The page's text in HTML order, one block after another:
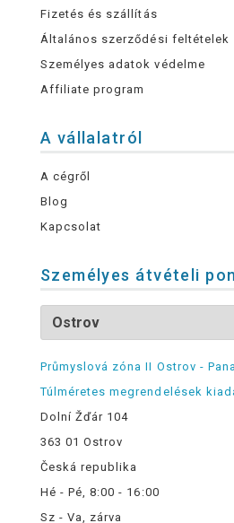
Fizetés és szállítás
Általános szerződési feltételek
Személyes adatok védelme
Affiliate program
A vállalatról
A cégről
Blog
Kapcsolat
Személyes átvételi
Průmyslová zóna II Ostrov -
Túlméretes megrendelések
Dolní Žďár 104
363 01 Ostrov
Česká republika
Hé - Pé, 8:00 - 16:00
Sz - Va, zárva